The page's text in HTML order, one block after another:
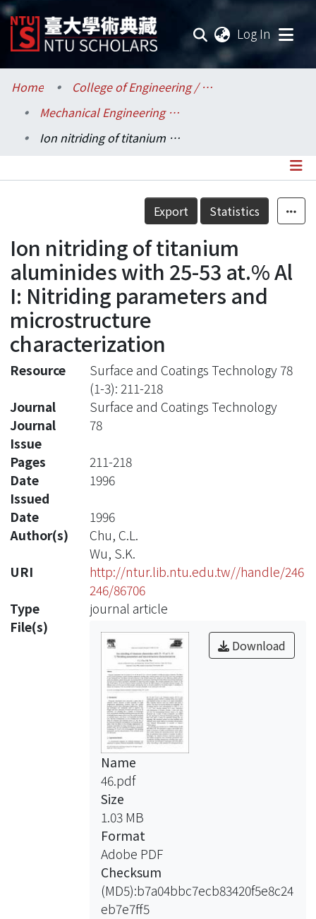
Log In
Communities & Collections
Research Outputs
Statistics
Home
College of Engineering / 工學院
Mechanical Engineering / 機械工程學系
Ion nitriding of titanium aluminides with 25-53 at.% Al I: Nitriding parameters and microstructure characterization
Details
Export Statistics
Ion nitriding of titanium
aluminides with 25-53 at.% Al
I: Nitriding parameters and
microstructure
characterization
Resource
Surface and Coatings Technology 78
(1-3): 211-218
Journal
Surface and Coatings Technology
Journal
Issue
78
Pages
211-218
Date
Issued
1996
Date
1996
Author(s)
Chu, C.L.
Wu, S.K.
URI
http://ntur.lib.ntu.edu.tw//handle/246
246/86706
Type
journal article
File(s)
Download
Name
46.pdf
Size
1.03 MB
Format
Adobe PDF
Checksum
(MD5):b7a04bbc7ecb83420f5e8c24
eb7e7ff5